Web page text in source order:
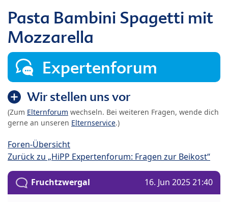
Pasta Bambini Spagetti mit
Mozzarella
Expertenforum
Wir stellen uns vor
(Zum Elternforum wechseln. Bei weiteren Fragen, wende dich
gerne an unseren Elternservice.)
Foren-Übersicht
Zurück zu „HiPP Expertenforum: Fragen zur Beikost“
Fruchtzwergal 16. Jun 2025 21:40